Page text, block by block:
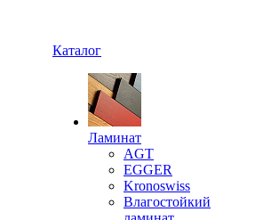
Каталог
Ламинат
AGT
EGGER
Kronoswiss
Влагостойкий